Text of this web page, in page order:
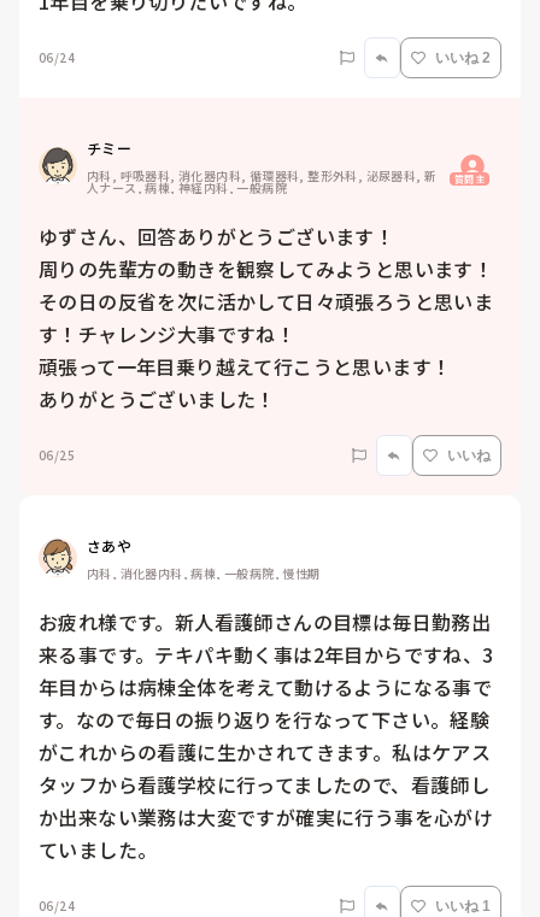
06/24 いいね 2
チミー
内科, 呼吸器科, 消化器内科, 循環器科, 整形外科, 泌尿器科, 新
人ナース, 病棟, 神経内科, 一般病院 質問主
ゆずさん、回答ありがとうございます！
周りの先輩方の動きを観察してみようと思います！
その日の反省を次に活かして日々頑張ろうと思いま
す！チャレンジ大事ですね！
頑張って一年目乗り越えて行こうと思います！
ありがとうございました！
06/25 いいね
さあや
内科, 消化器内科, 病棟, 一般病院, 慢性期
お疲れ様です。新人看護師さんの目標は毎日勤務出
来る事です。テキパキ動く事は2年目からですね、3
年目からは病棟全体を考えて動けるようになる事で
す。なので毎日の振り返りを行なって下さい。経験
がこれからの看護に生かされてきます。私はケアス
タッフから看護学校に行ってましたので、看護師し
か出来ない業務は大変ですが確実に行う事を心がけ
ていました。
06/24 いいね 1